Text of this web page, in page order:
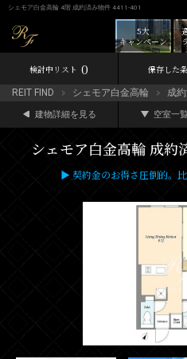
シェモア白金高輪 4階 成約済み物件 4411-401
5大
キャンペーン
検討中リスト 0 保存した
REIT FIND シェモア白金高輪 成
建物詳細を見る 空室一
シェモア白金高輪 成約
▶ 契約金のお得さ圧倒的。